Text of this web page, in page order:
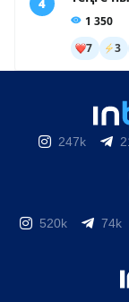
247k
520k 74k